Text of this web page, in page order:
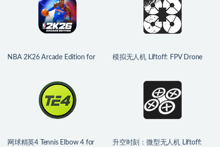
NBA 2K26 Arcade Edition for
模拟无人机 Liftoff: FPV Drone
网球精英4 Tennis Elbow 4 for
升空时刻：微型无人机 Liftoff: